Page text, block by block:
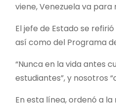
viene, Venezuela va para
El jefe de Estado se
así como del Programa
“Nunca en la vida antes
estudiantes”, y nosotros
En esta línea, ordenó a